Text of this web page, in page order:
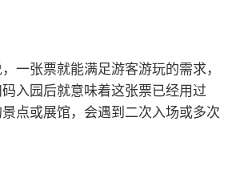
一张票就能满足游客游玩的需求，
入园后就意味着这张票已经用过
点或展馆，会遇到二次入场或多次